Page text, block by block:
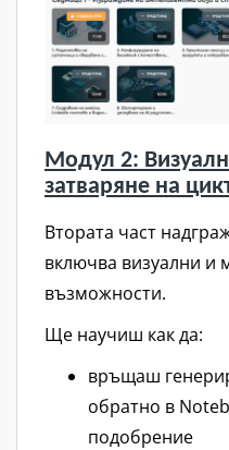
Модул 2:
затваряне на
Втората част
включва визуални и
възможности.
Ще научиш как да:
връщаш
обратно в
подобрение